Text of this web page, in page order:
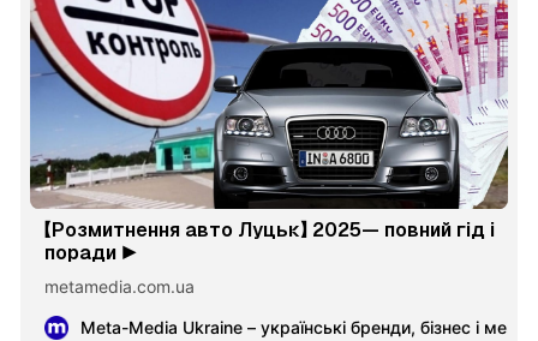
【Розмитнення авто Луцьк】 2025— повний гід і
поради ▶️
metamedia.com.ua
Meta-Media Ukraine – українські бренди, бізнес і